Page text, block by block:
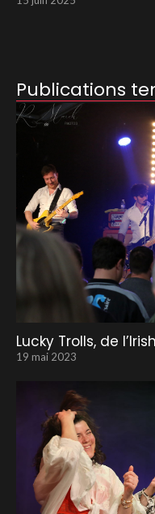
Publications
Lucky Trolls, de
19 mai 2023